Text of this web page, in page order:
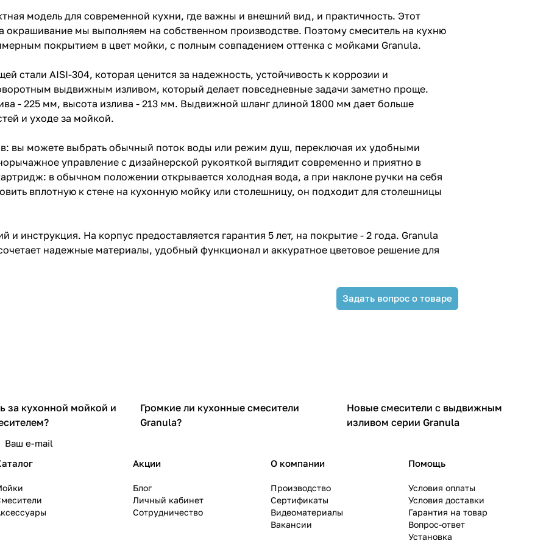
модель для современной кухни, где важны и внешний вид, и практичность. Этот
окрашивание мы выполняем на собственном производстве. Поэтому смеситель на кухню
покрытием в цвет мойки, с полным совпадением оттенка с мойками Granula.
стали AISI-304, которая ценится за надежность, устойчивость к коррозии и
выдвижным изливом, который делает повседневные задачи заметно проще.
- 225 мм, высота излива - 213 мм. Выдвижной шланг длиной 1800 мм дает больше
и уходе за мойкой.
вы можете выбрать обычный поток воды или режим душ, переключая их удобными
управление с дизайнерской рукояткой выглядит современно и приятно в
в обычном положении открывается холодная вода, а при наклоне ручки на себя
вплотную к стене на кухонную мойку или столешницу, он подходит для столешницы
и инструкция. На корпус предоставляется гарантия 5 лет, на покрытие - 2 года. Granula
надежные материалы, удобный функционал и аккуратное цветовое решение для
Задать вопрос о товаре
за кухонной мойкой и
Громкие ли кухонные смесители
Granula?
Новые смесители с выдвижным
изливом серии Granula
Акции
Блог
Личный кабинет
Сотрудничество
О компании
Производство
Сертификаты
Видеоматериалы
Вакансии
Помощь
Условия оплаты
Условия доставки
Гарантия на товар
Вопрос-ответ
Установка